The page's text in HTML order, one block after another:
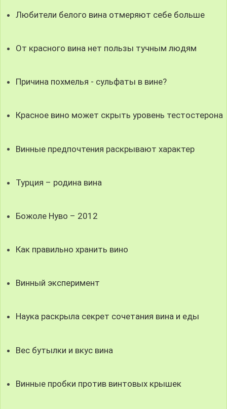
Любители белого вина отмеряют себе больше
От красного вина нет пользы тучным людям
Причина похмелья - сульфаты в вине?
Красное вино может скрыть уровень тестостерона
Винные предпочтения раскрывают характер
Турция – родина вина
Божоле Нуво – 2012
Как правильно хранить вино
Винный эксперимент
Наука раскрыла секрет сочетания вина и еды
Вес бутылки и вкус вина
Винные пробки против винтовых крышек